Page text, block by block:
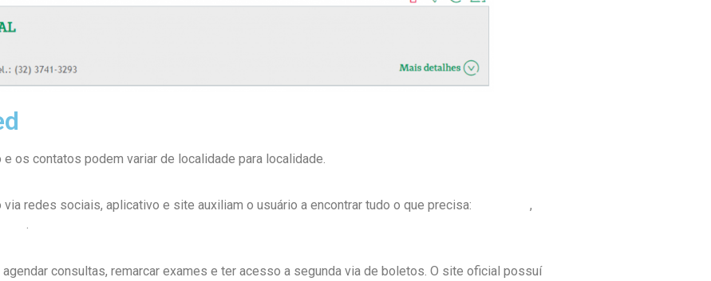
os contatos podem variar de localidade para localidade.
redes sociais, aplicativo e site auxiliam o usuário a encontrar tudo o que precisa:
,
.
consultas, remarcar exames e ter acesso a segunda via de boletos. O site oficial possuí